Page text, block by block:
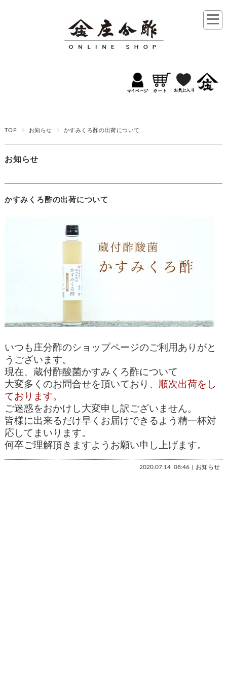
TOP お知らせ かすみくろ酢の出荷について
お知らせ
かすみくろ酢の出荷について
いつも庄分酢のショップページのご利用ありがと
うございます。
現在、蔵付酢酸菌かすみくろ酢について
大変多くのお問合せを頂いており、 順次出荷をし
ております。
ご迷惑をおかけし大変申し訳ございません。
皆様に出来るだけ早く お届けできるよう精一杯対
応してまいります。
何卒ご理解頂きますようお願い申し上げます。
2020.07.14 08:46 お知らせ